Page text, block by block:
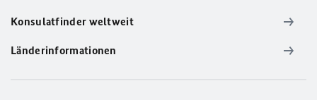
Konsulatfinder weltweit
Länderinformationen